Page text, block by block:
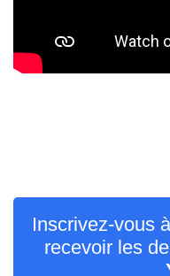
Inscrivez-vous
recevoir les